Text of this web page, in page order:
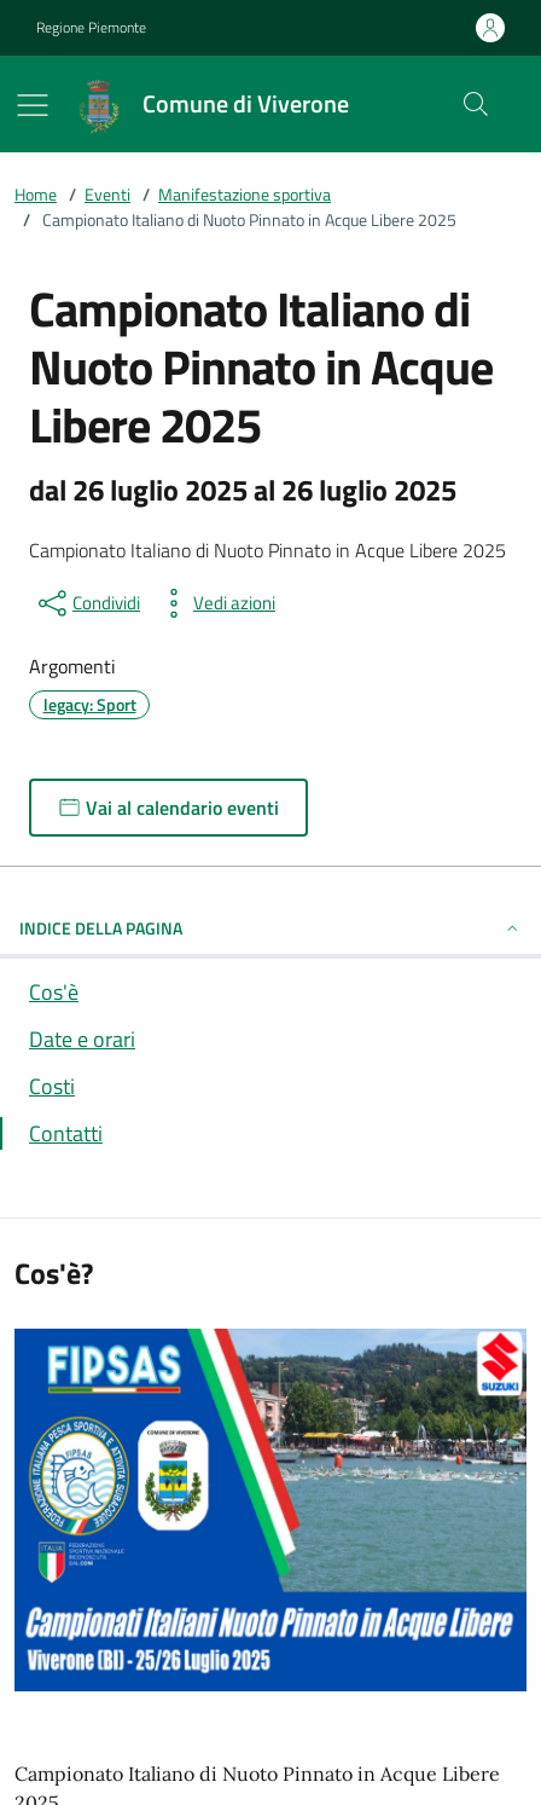
Regione Piemonte
Comune di Viverone
Home / Eventi / Manifestazione sportiva
/ Campionato Italiano di Nuoto Pinnato in Acque Libere 2025
Campionato Italiano di
Nuoto Pinnato in Acque
Libere 2025
dal 26 luglio 2025 al 26 luglio 2025
Campionato Italiano di Nuoto Pinnato in Acque Libere 2025
Condividi Vedi azioni
Argomenti
legacy: Sport
Vai al calendario eventi
INDICE DELLA PAGINA
Cos'è
Date e orari
Costi
Contatti
Cos'è?
Campionato Italiano di Nuoto Pinnato in Acque Libere